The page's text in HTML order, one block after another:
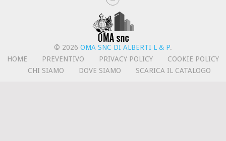
© 2026 OMA SNC DI ALBERTI L & P.
HOME
PREVENTIVO PRIVACY POLICY
COOKIE POLICY
CHI SIAMO
DOVE SIAMO SCARICA IL CATALOGO